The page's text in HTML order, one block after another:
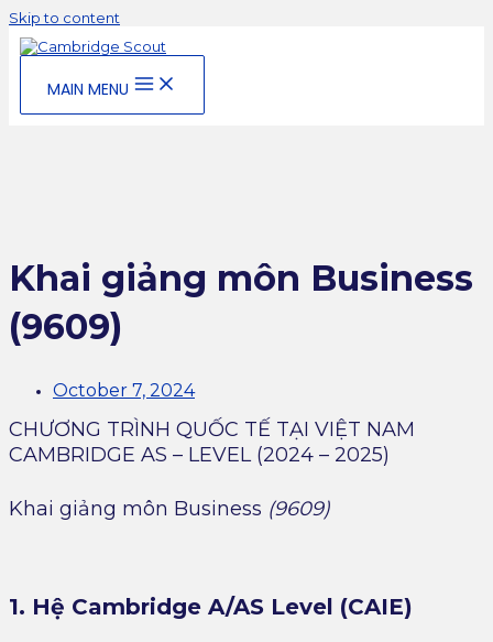
Skip to content
MAIN MENU
Khai giảng môn Business
(9609)
October 7, 2024
CHƯƠNG TRÌNH QUỐC TẾ TẠI VIỆT NAM
CAMBRIDGE AS – LEVEL (2024 – 2025)
Khai giảng môn Business (9609)
1. Hệ Cambridge A/AS Level (CAIE)